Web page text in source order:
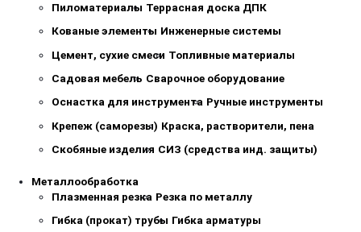
Пиломатериалы Террасная доска ДПК
Кованые элементы Инженерные системы
Цемент, сухие смеси Топливные материалы
Садовая мебель Сварочное оборудование
Оснастка для инструмента Ручные инструменты
Крепеж (саморезы) Краска, растворители, пена
Скобяные изделия СИЗ (средства инд. защиты)
Металлообработка
Плазменная резка Резка по металлу
Гибка (прокат) трубы Гибка арматуры